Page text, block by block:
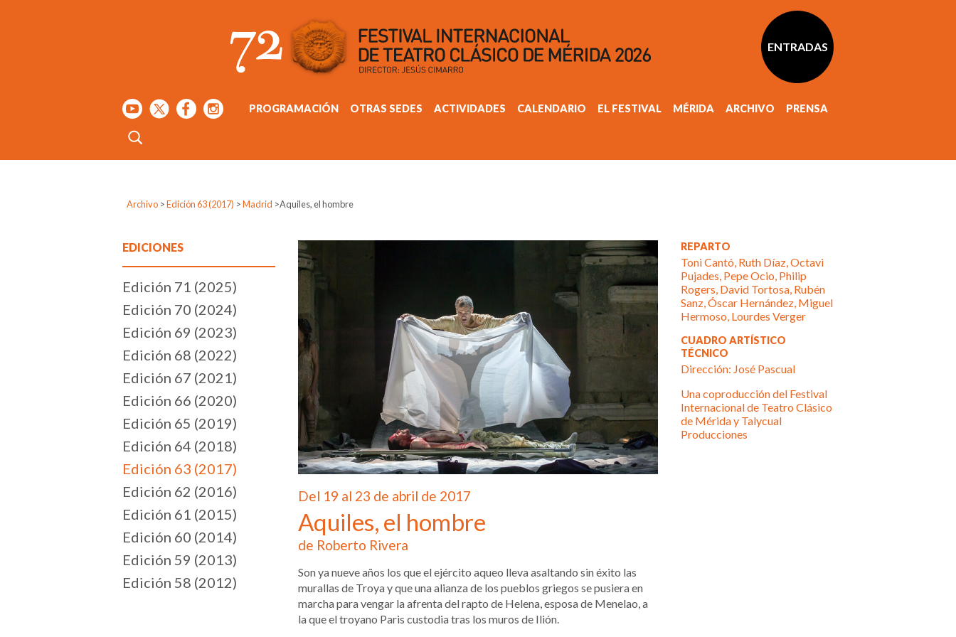
ENTRADAS
PROGRAMACIÓN OTRAS SEDES ACTIVIDADES CALENDARIO EL FESTIVAL MÉRIDA ARCHIVO PRENSA
Archivo > Edición 63 (2017) > Madrid >Aquiles, el hombre
EDICIONES
Edición 71 (2025)
Edición 70 (2024)
Edición 69 (2023)
Edición 68 (2022)
Edición 67 (2021)
Edición 66 (2020)
Edición 65 (2019)
Edición 64 (2018)
Edición 63 (2017)
Edición 62 (2016)
Edición 61 (2015)
Edición 60 (2014)
Edición 59 (2013)
Edición 58 (2012)
Del 19 al 23 de abril de 2017
Aquiles, el hombre
de Roberto Rivera
Son ya nueve años los que el ejército aqueo lleva asaltando sin éxito las
murallas de Troya y que una alianza de los pueblos griegos se pusiera en
marcha para vengar la afrenta del rapto de Helena, esposa de Menelao, a
la que el troyano Paris custodia tras los muros de Ilión.
REPARTO
Toni Cantó, Ruth Díaz, Octavi
Pujades, Pepe Ocio, Philip
Rogers, David Tortosa, Rubén
Sanz, Óscar Hernández, Miguel
Hermoso, Lourdes Verger
CUADRO ARTÍSTICO
TÉCNICO
Dirección: José Pascual
Una coproducción del Festival
Internacional de Teatro Clásico
de Mérida y Talycual
Producciones